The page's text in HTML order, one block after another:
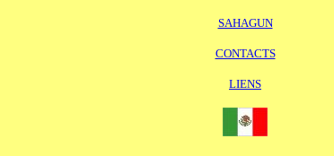
SAHAGUN
CONTACTS
LIENS